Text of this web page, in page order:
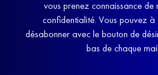
vous prenez connaissance
confidentialité. Vous pouvez à
désabonner avec le bouton de
bas de chaque